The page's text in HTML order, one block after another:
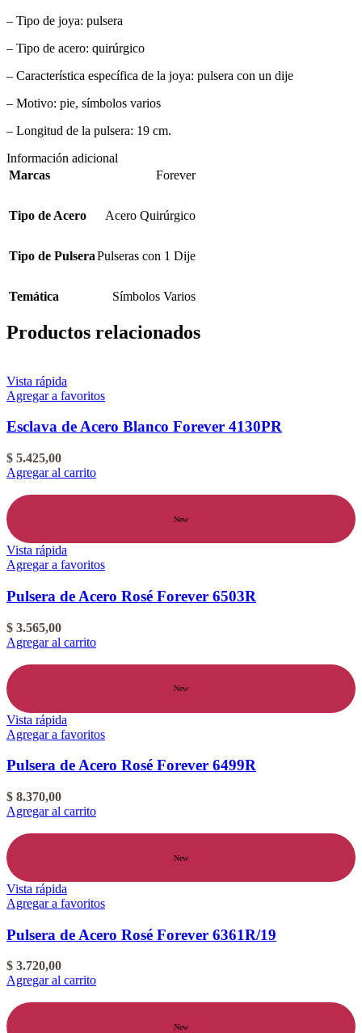
– Tipo de joya: pulsera
– Tipo de acero: quirúrgico
– Característica específica de la joya: pulsera con un dije
– Motivo: pie, símbolos varios
– Longitud de la pulsera: 19 cm.
Información adicional
Marcas
Forever
Tipo de Acero Acero Quirúrgico
Tipo de PulseraPulseras con 1 Dije
Temática Símbolos Varios
Productos relacionados
Vista rápida
Agregar a favoritos
Esclava de Acero Blanco Forever 4130PR
$ 5.425,00
Agregar al carrito
New
Vista rápida
Agregar a favoritos
Pulsera de Acero Rosé Forever 6503R
$ 3.565,00
Agregar al carrito
New
Vista rápida
Agregar a favoritos
Pulsera de Acero Rosé Forever 6499R
$ 8.370,00
Agregar al carrito
New
Vista rápida
Agregar a favoritos
Pulsera de Acero Rosé Forever 6361R/19
$ 3.720,00
Agregar al carrito
New